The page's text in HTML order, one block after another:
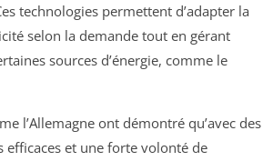
technologies permettent d’adapter la
selon la demande tout en gérant
sources d’énergie, comme le
l’Allemagne ont démontré qu’avec des
efficaces et une forte volonté de